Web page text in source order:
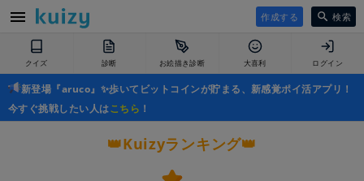
作成する 検索
クイズ 診断 お絵描き診断 大喜利 ログイン
新登場『aruco』✨歩いてビットコインが貯まる、新感覚ポイ活アプリ！
今すぐ挑戦したい人はこちら ！
👑Kuizyランキング👑